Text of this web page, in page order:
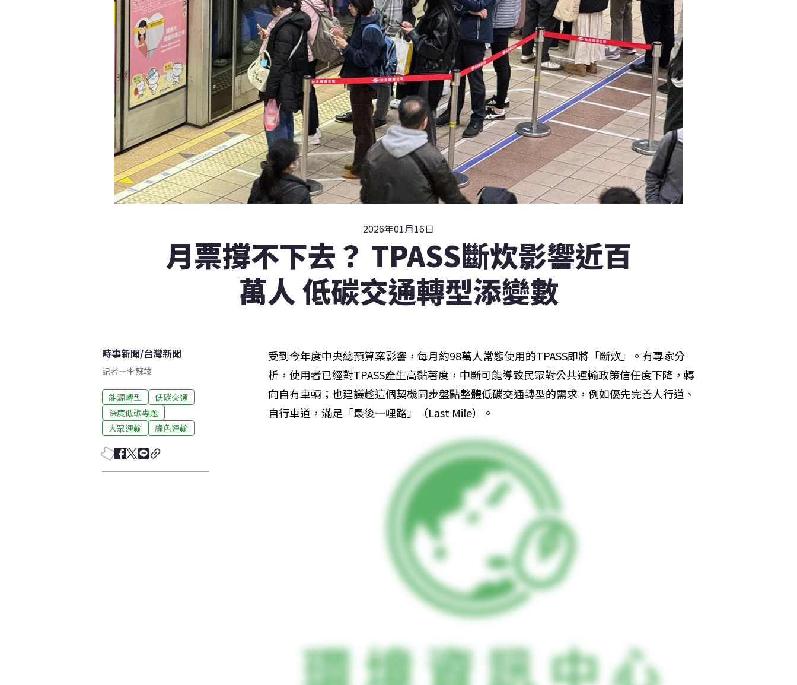
2026年01月16日
月票撐不下去？ TPASS斷炊影響近百
萬人 低碳交通轉型添變數
時事新聞/台灣新聞
記者—李蘇竣
能源轉型
低碳交通
深度低碳專題
大眾運輸
綠色運輸
受到今年度中央總預算案影響，每月約98萬人常態使用的TPASS即將「斷炊」。有專家分
析，使用者已經對TPASS產生高黏著度，中斷可能導致民眾對公共運輸政策信任度下降，轉
向自有車輛；也建議趁這個契機同步盤點整體低碳交通轉型的需求，例如優先完善人行道、
自行車道，滿足「最後一哩路」（Last Mile）。